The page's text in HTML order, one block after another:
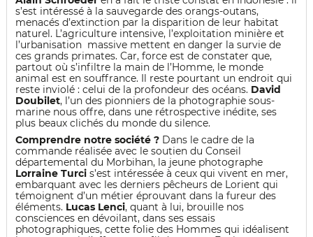
s’est intéressé à la sauvegarde des orangs-outans,
menacés d’extinction par la disparition de leur habitat
naturel. L’agriculture intensive, l’exploitation minière et
l’urbanisation massive mettent en danger la survie de
ces grands primates. Car, force est de constater que,
partout où s’infiltre la main de l’Homme, le monde
animal est en souffrance. Il reste pourtant un endroit qui
reste inviolé : celui de la profondeur des océans. David
Doubilet, l’un des pionniers de la photographie sous-
marine nous offre, dans une rétrospective inédite, ses
plus beaux clichés du monde du silence.
Comprendre notre société ?Dans le cadre de la
commande réalisée avec le soutien du Conseil
départemental du Morbihan, la jeune photographe
Lorraine Turcis’est intéressée à ceux qui vivent en mer,
embarquant avec les derniers pêcheurs de Lorient qui
témoignent d’un métier éprouvant dans la fureur des
éléments. Lucas Lenci, quant à lui, brouille nos
consciences en dévoilant, dans ses essais
photographiques, cette folie des Hommes qui idéalisent